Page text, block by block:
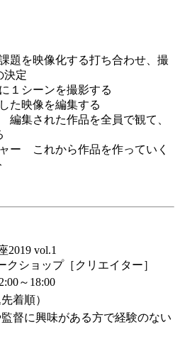
題を映像化する打ち合わせ、撮
決定
１シーンを撮影する
た映像を編集する
編集された作品を全員で観て、
ー これから作品を作っていく
2019 vol.1
クショップ［クリエイター］
～18:00
着順）
督に興味がある方で経験のない